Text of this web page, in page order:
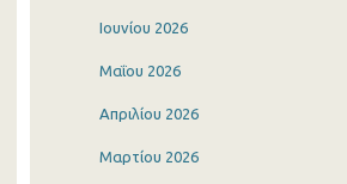
Ιουνίου 2026
Μαΐου 2026
Απριλίου 2026
Μαρτίου 2026